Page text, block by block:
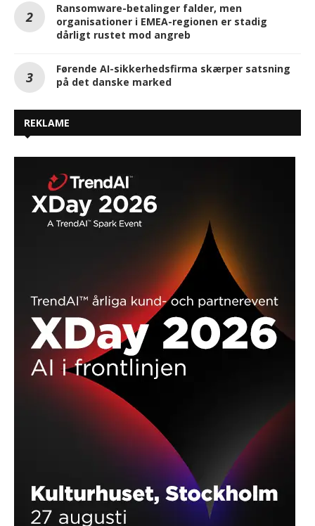
Ransomware-betalinger falder, men
organisationer i EMEA-regionen er stadig
dårligt rustet mod angreb
Førende AI-sikkerhedsfirma skærper satsning
på det danske marked
REKLAME